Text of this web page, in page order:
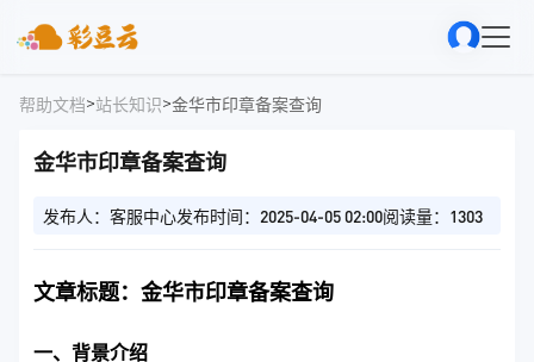
帮助文档>站长知识>金华市印章备案查询
金华市印章备案查询
发布人：客服中心发布时间：2025-04-05 02:00阅读量：1303
文章标题：金华市印章备案查询
一、背景介绍